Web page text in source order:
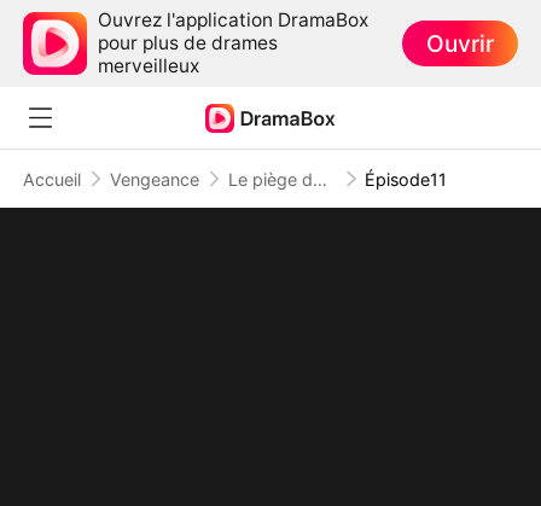
Ouvrez l'application DramaBox
pour plus de drames
merveilleux
Ouvrir
Accueil Vengeance Le piège de la séduction Épisode11